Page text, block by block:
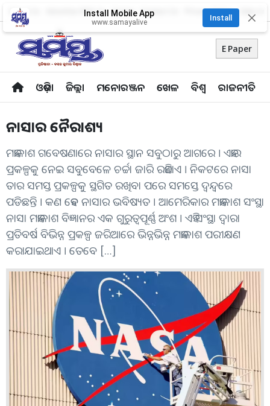
About Us Advertise With Us Career Contact Us Privacy Policy
E Paper
ଓଡ଼ିଶା ଜିଲ୍ଲା ମନୋରଞ୍ଜନ ଖେଳ ବିଶ୍ବ ରାଜନୀତି
Install Mobile App
www.samayalive
Install ✕
ନାସାର ନୈରାଶ୍ୟ
ମହାକାଶ ଗବେଷଣାରେ ନାସାର ସ୍ଥାନ ସବୁଠାରୁ ଆଗରେ । ଏହାର
ପ୍ରକଳ୍ପକୁ ନେଇ ସବୁବେଳେ ଚର୍ଚ୍ଚା ଜାରି ରହିଥାଏ । ନିକଟରେ ନାସା
ତାର ସମସ୍ତ ପ୍ରକଳ୍ପକୁ ସ୍ଥଗିତ ରଖିବା ପରେ ସମସ୍ତେ ଦ୍ବନ୍ଦ୍ବରେ
ପଡିଛନ୍ତି । କଣ ହେବ ନାସାର ଭବିଷ୍ୟତ । ଆମେରିକାର ମହାକାଶ ସଂସ୍ଥା
ନାସା ମହାକାଶ ବିଜ୍ଞାନର ଏକ ଗୁରୁତ୍ବପୂର୍ଣ୍ଣ ଅଂଶ । ଏହି ସଂସ୍ଥା ଦ୍ବାରା
ପ୍ରତିବର୍ଷ ବିଭିନ୍ନ ପ୍ରକଳ୍ପ ଜରିଆରେ ଭିନ୍ନଭିନ୍ନ ମହାକାଶ ପରୀକ୍ଷଣ
କରାଯାଇଥାଏ । ତେବେ […]